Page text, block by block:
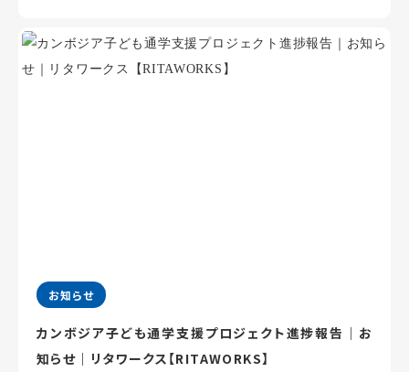
お知らせ
カンボジア子ども通学支援プロジェクト進捗報告｜お
知らせ｜リタワークス【RITAWORKS】